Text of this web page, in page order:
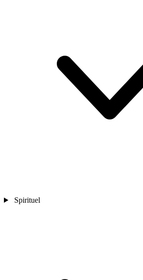
Spirituel